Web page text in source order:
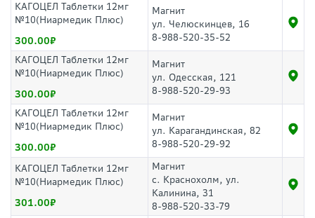
КАГОЦЕЛ Таблетки 12мг
№10(Ниармедик Плюс)
300.00
Магнит
ул. Челюскинцев, 16
8-988-520-35-52
КАГОЦЕЛ Таблетки 12мг
№10(Ниармедик Плюс)
300.00
Магнит
ул. Одесская, 121
8-988-520-29-93
КАГОЦЕЛ Таблетки 12мг
№10(Ниармедик Плюс)
300.00
Магнит
ул. Карагандинская, 82
8-988-520-29-92
КАГОЦЕЛ Таблетки 12мг
№10(Ниармедик Плюс)
301.00
Магнит
с. Краснохолм, ул.
Калинина, 31
8-988-520-33-79